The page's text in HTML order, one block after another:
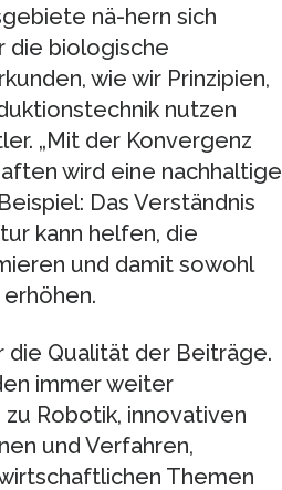
nä-hern sich
die biologische
wie wir Prinzipien,
nutzen
„Mit der Konvergenz
wird eine nachhaltige
Das Verständnis
kann helfen, die
und damit sowohl
Qualität der Beiträge.
immer weiter
Robotik, innovativen
und Verfahren,
Themen